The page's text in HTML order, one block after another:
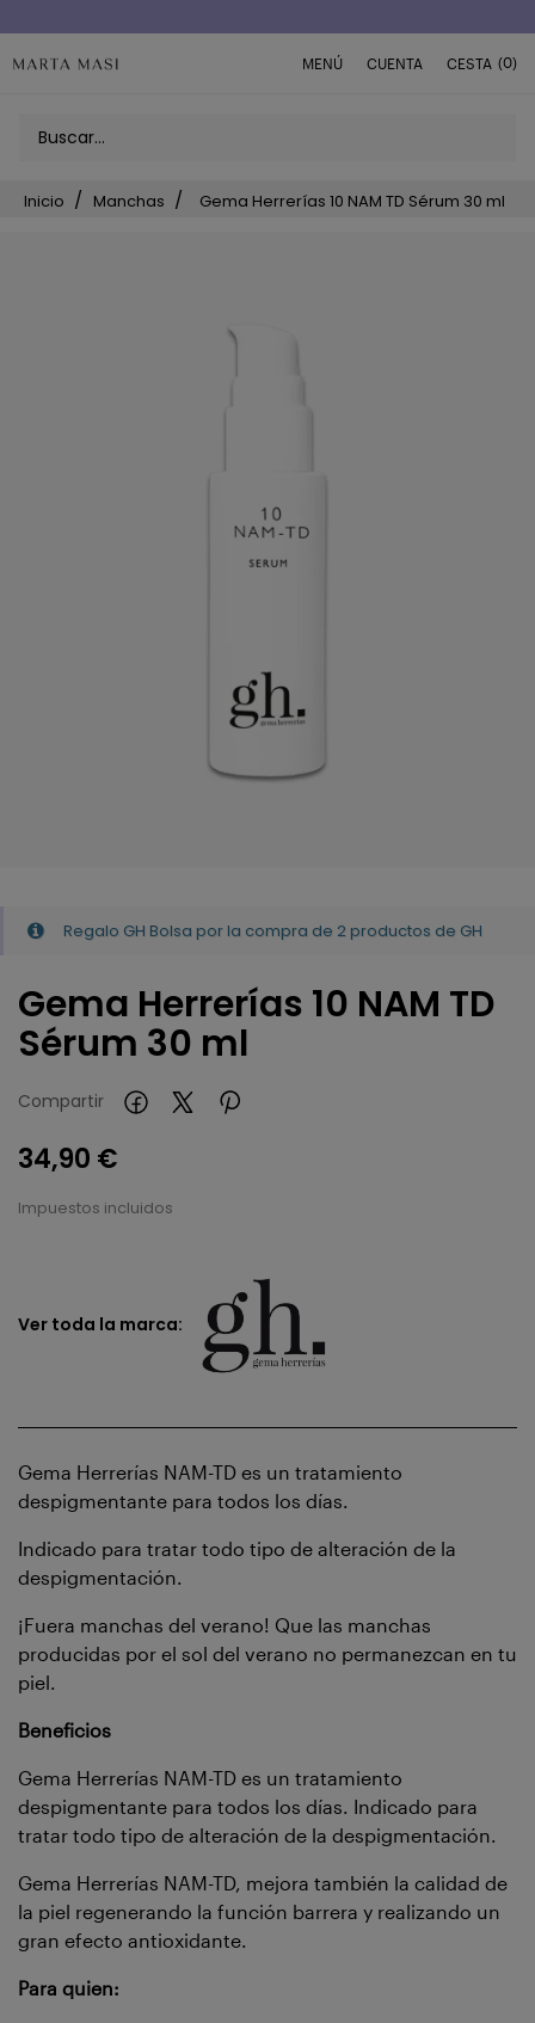
MENÚ CUENTA CESTA (0)
Inicio Manchas Gema Herrerías 10 NAM TD Sérum 30 ml
Gema Herrerías 10 NAM TD
Sérum 30 ml
Compartir
34,90 €
Impuestos incluidos
Ver toda la marca:
Gema Herrerías NAM-TD es un tratamiento
despigmentante para todos los días.
Indicado para tratar todo tipo de alteración de la
despigmentación.
¡Fuera manchas del verano! Que las manchas
producidas por el sol del verano no permanezcan en tu
piel.
Beneficios
Gema Herrerías NAM-TD es un tratamiento
despigmentante para todos los días. Indicado para
tratar todo tipo de alteración de la despigmentación.
Gema Herrerías NAM-TD, mejora también la calidad de
la piel regenerando la función barrera y realizando un
gran efecto antioxidante.
Para quien:
Regalo GH Bolsa por la compra de 2 productos de GH